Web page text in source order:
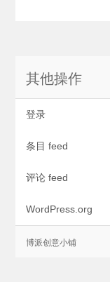
其他操作
登录
条目 feed
评论 feed
WordPress.org